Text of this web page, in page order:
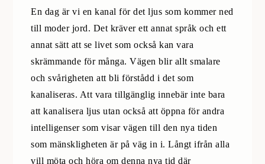
En dag är vi en kanal för det ljus som kommer ned
till moder jord. Det kräver ett annat språk och ett
annat sätt att se livet som också kan vara
skrämmande för många. Vägen blir allt smalare
och svårigheten att bli förstådd i det som
kanaliseras. Att vara tillgänglig innebär inte bara
att kanalisera ljus utan också att öppna för andra
intelligenser som visar vägen till den nya tiden
som mänskligheten är på väg in i. Långt ifrån alla
vill möta och höra om denna nya tid där